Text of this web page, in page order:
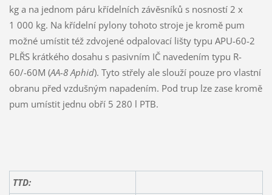
kg a na jednom páru křídelních závěsníků s nosností 2 x
1 000 kg. Na křídelní pylony tohoto stroje je kromě pum
možné umístit též zdvojené odpalovací lišty typu APU-60-2
PLŘS krátkého dosahu s pasivním IČ navedením typu R-
60/-60M (AA-8 Aphid). Tyto střely ale slouží pouze pro vlastní
obranu před vzdušným napadením. Pod trup lze zase kromě
pum umístit jednu obří 5 280 l PTB.
TTD: